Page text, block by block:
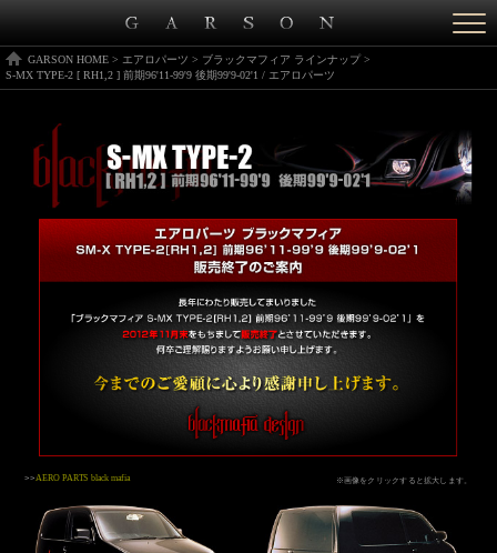
GARSON HOME > エアロパーツ > ブラックマフィア ラインナップ>
S-MX TYPE-2 [ RH1,2 ] 前期96'11-99'9 後期99'9-02'1 / エアロパーツ
※画像をクリックすると拡大します。
>>AERO PARTS black mafia